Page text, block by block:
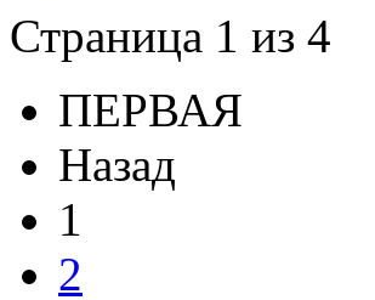
Страница 1 из 4
ПЕРВАЯ
Назад
1
2